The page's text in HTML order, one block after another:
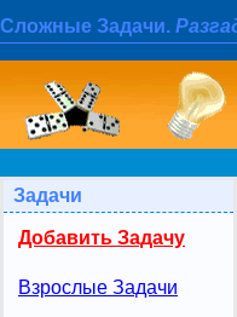
Сложные Задачи.
Задачи
Добавить Задачу
Взрослые Задачи